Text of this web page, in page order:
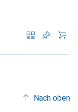
Nach oben